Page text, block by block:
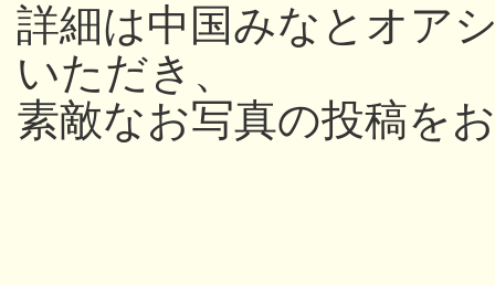
詳細は中国みなとオア
いただき、
素敵なお写真の投稿を